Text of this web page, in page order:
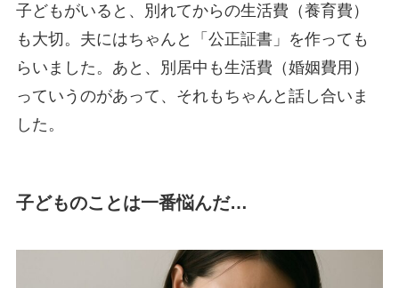
子どもがいると、別れてからの生活費（養育費）
も大切。夫にはちゃんと「公正証書」を作っても
らいました。あと、別居中も生活費（婚姻費用）
っていうのがあって、それもちゃんと話し合いま
した。
子どものことは一番悩んだ…